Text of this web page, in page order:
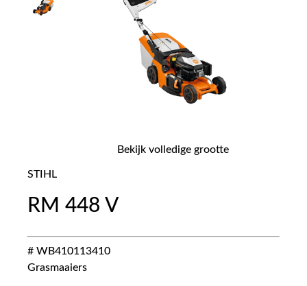
Bekijk volledige grootte
STIHL
RM 448 V
# WB410113410
Grasmaaiers